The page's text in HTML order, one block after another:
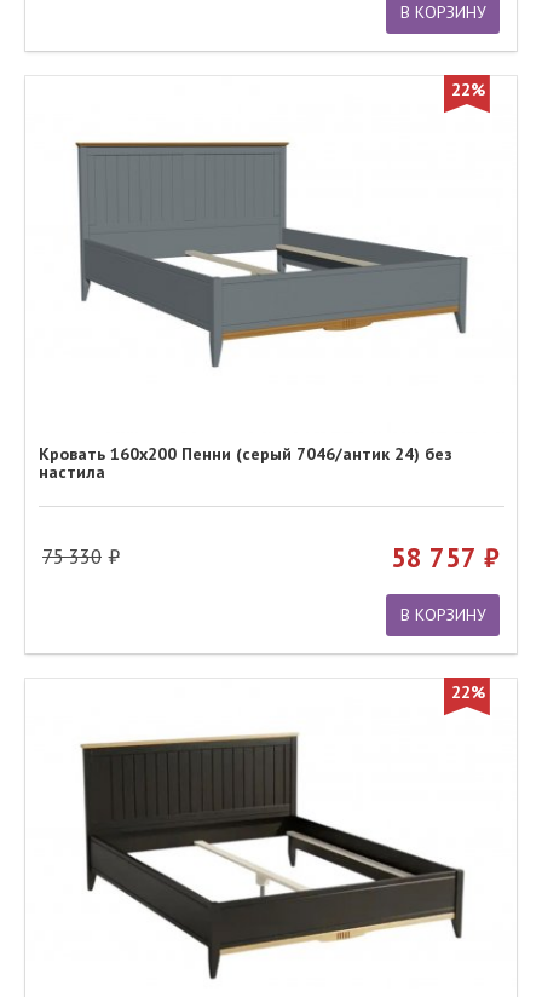
В КОРЗИНУ
22%
Кровать 160х200 Пенни (серый 7046/антик 24) без
настила
75 330 58 757
В КОРЗИНУ
22%